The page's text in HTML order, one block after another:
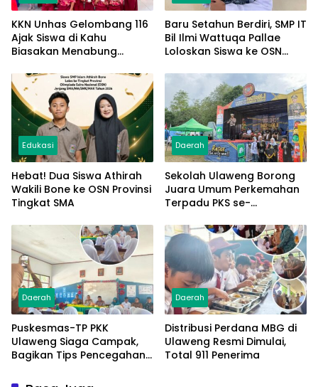
KKN Unhas Gelombang 116
Ajak Siswa di Kahu
Biasakan Menabung
Baru Setahun Berdiri, SMP IT
Bil Ilmi Wattuqa Pallae
Loloskan Siswa ke OSN
Edukasi
Hebat! Dua Siswa Athirah
Wakili Bone ke OSN Provinsi
Tingkat SMA
Daerah
Sekolah Ulaweng Borong
Juara Umum Perkemahan
Terpadu PKS se-
Daerah
Puskesmas-TP PKK
Ulaweng Siaga Campak,
Bagikan Tips Pencegahan
Daerah
Distribusi Perdana MBG di
Ulaweng Resmi Dimulai,
Total 911 Penerima